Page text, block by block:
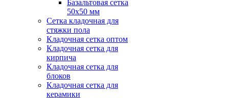
Базальтовая сетка
50x50 мм
Сетка кладочная для
стяжки пола
Кладочная сетка оптом
Кладочная сетка для
кирпича
Кладочная сетка для
блоков
Кладочная сетка для
керамики